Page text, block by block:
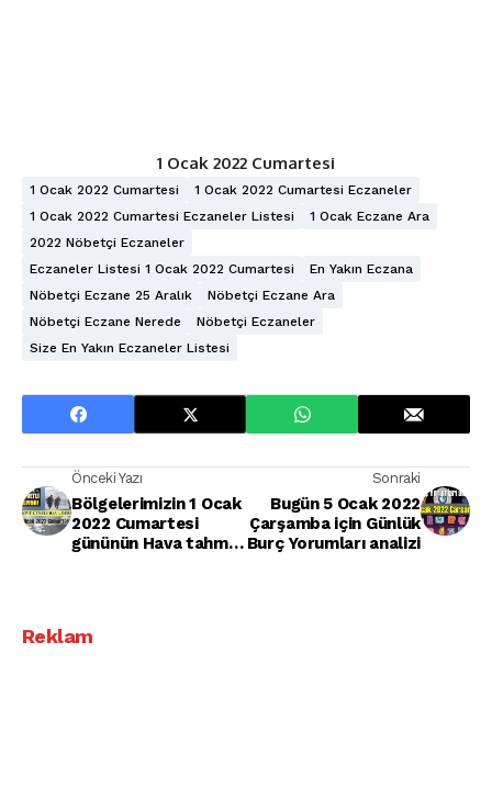
1 Ocak 2022 Cumartesi
1 Ocak 2022 Cumartesi
1 Ocak 2022 Cumartesi Eczaneler
1 Ocak 2022 Cumartesi Eczaneler Listesi
1 Ocak Eczane Ara
2022 Nöbetçi Eczaneler
Eczaneler Listesi 1 Ocak 2022 Cumartesi
En Yakın Eczana
Nöbetçi Eczane 25 Aralık
Nöbetçi Eczane Ara
Nöbetçi Eczane Nerede
Nöbetçi Eczaneler
Size En Yakın Eczaneler Listesi
Önceki Yazı
Bölgelerimizin 1 Ocak
2022 Cumartesi
gününün Hava tahmin
Sonraki
Bugün 5 Ocak 2022
Çarşamba için Günlük
Burç Yorumları analizi
Reklam